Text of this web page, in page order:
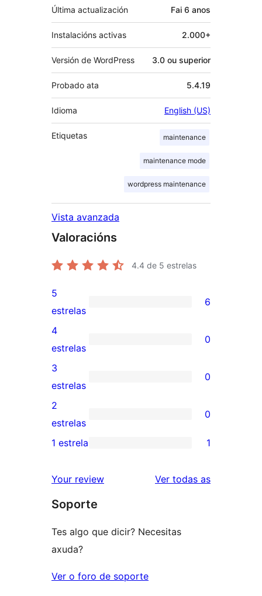
Última actualización Fai 6 anos
Instalacións activas 2.000+
Versión de WordPress 3.0 ou superior
Probado ata 5.4.19
Idioma English (US)
Etiquetas maintenance
maintenance mode
wordpress maintenance
Vista avanzada
Valoracións
4.4 de 5 estrelas
6
valoracións
de
5
estrelas
5
estrelas
6
0
valoracións
de
4
estrelas
4
estrelas
0
0
valoracións
de
3
3
estrelas
0
0
valoracións
2
2
estrelas
0
de
1
1 estrela 1
Your review Ver todas asvaloracións
Soporte
Tes algo que dicir? Necesitas
axuda?
Ver o foro de soporte